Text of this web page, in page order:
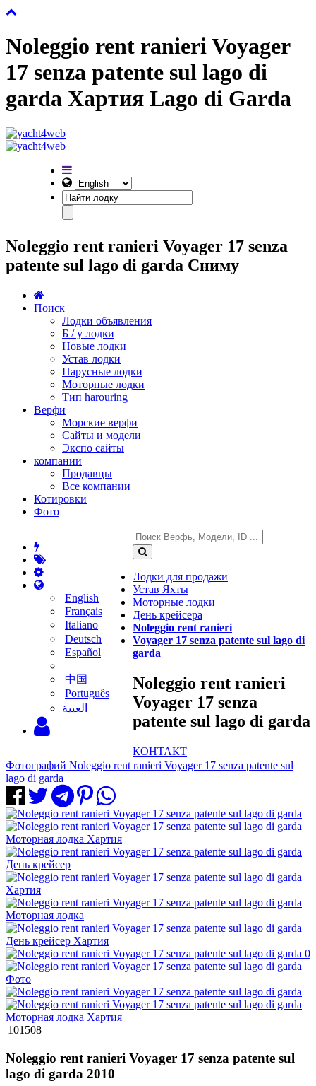
Noleggio rent ranieri Voyager
17 senza patente sul lago di
garda Хартия Lago di Garda
Noleggio rent ranieri Voyager 17 senza
patente sul lago di garda Сниму
Поиск
Лодки объявления
Б / у лодки
Новые лодки
Устав лодки
Парусные лодки
Моторные лодки
Тип harouring
Верфи
Морские верфи
Сайты и модели
Экспо сайты
компании
Продавцы
Все компании
Котировки
Фото
English
Français
Italiano
Deutsch
Español
中国
Português
‫العبية
Лодки для продажи
Устав Яхты
Моторные лодки
День крейсера
Noleggio rent ranieri
Voyager 17 senza patente sul lago di
garda
Noleggio rent ranieri
Voyager 17 senza
patente sul lago di garda
КОНТАКТ
Фотографий Noleggio rent ranieri Voyager 17 senza patente sul
lago di garda
101508
Noleggio rent ranieri Voyager 17 senza patente sul
lago di garda 2010